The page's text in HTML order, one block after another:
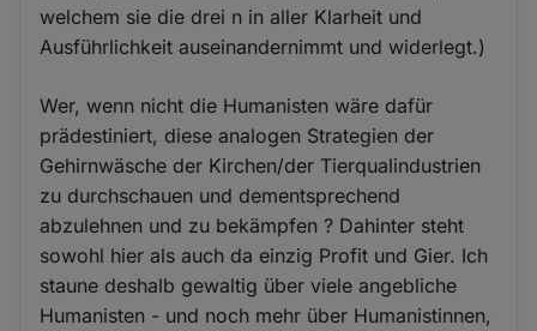
welchem sie die drei n in aller Klarheit und
Ausführlichkeit auseinandernimmt und widerlegt.)
Wer, wenn nicht die Humanisten wäre dafür
prädestiniert, diese analogen Strategien der
Gehirnwäsche der Kirchen/der Tierqualindustrien
zu durchschauen und dementsprechend
abzulehnen und zu bekämpfen ? Dahinter steht
sowohl hier als auch da einzig Profit und Gier. Ich
staune deshalb gewaltig über viele angebliche
Humanisten - und noch mehr über Humanistinnen,